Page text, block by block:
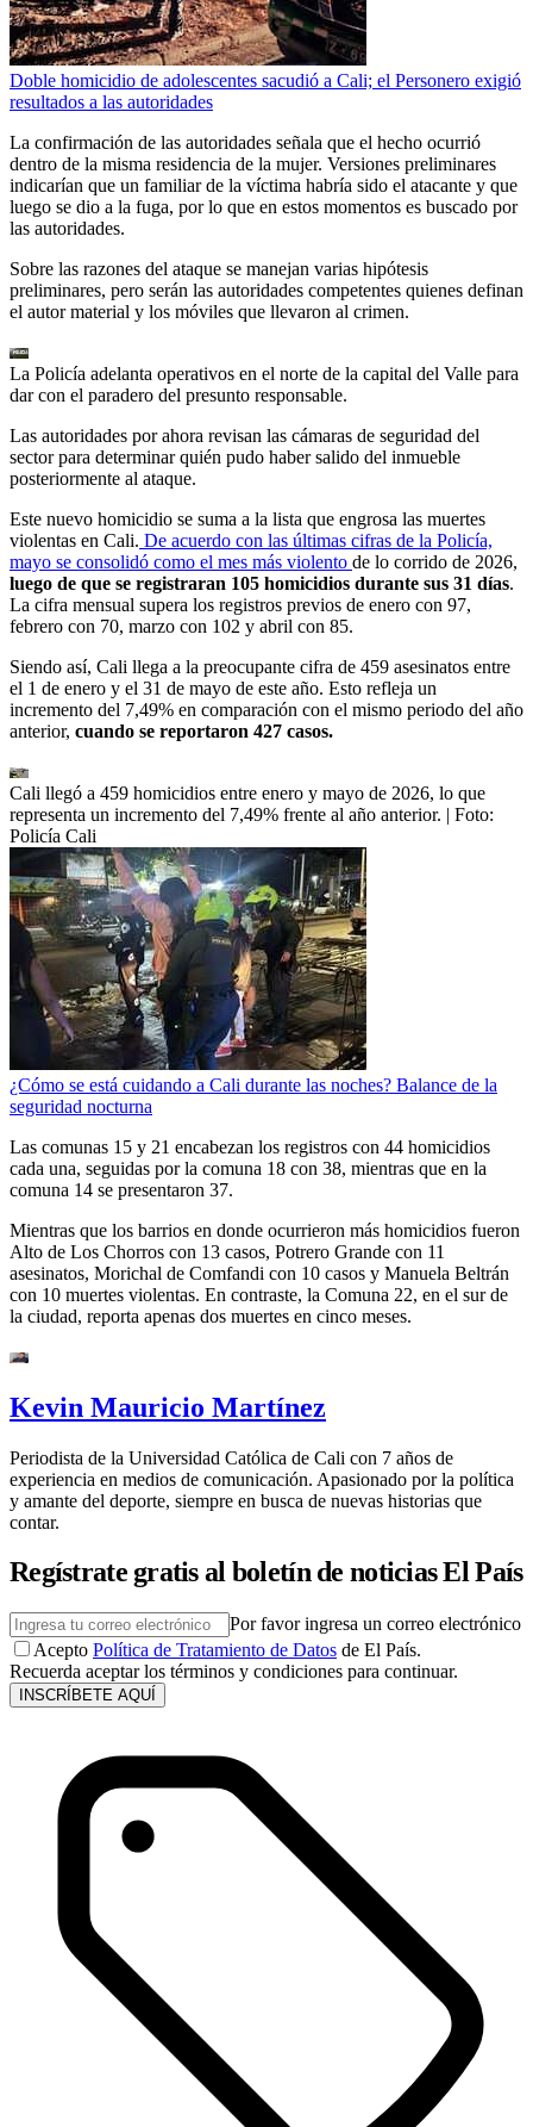
Doble homicidio de adolescentes sacudió a Cali; el Personero exigió
resultados a las autoridades
La confirmación de las autoridades señala que el hecho ocurrió
dentro de la misma residencia de la mujer. Versiones preliminares
indicarían que un familiar de la víctima habría sido el atacante y que
luego se dio a la fuga, por lo que en estos momentos es buscado por
las autoridades.
Sobre las razones del ataque se manejan varias hipótesis
preliminares, pero serán las autoridades competentes quienes definan
el autor material y los móviles que llevaron al crimen.
La Policía adelanta operativos en el norte de la capital del Valle para
dar con el paradero del presunto responsable.
Las autoridades por ahora revisan las cámaras de seguridad del
sector para determinar quién pudo haber salido del inmueble
posteriormente al ataque.
Este nuevo homicidio se suma a la lista que engrosa las muertes
violentas en Cali. De acuerdo con las últimas cifras de la Policía,
mayo se consolidó como el mes más violento de lo corrido de 2026,
luego de que se registraran 105 homicidios durante sus 31 días.
La cifra mensual supera los registros previos de enero con 97,
febrero con 70, marzo con 102 y abril con 85.
Siendo así, Cali llega a la preocupante cifra de 459 asesinatos entre
el 1 de enero y el 31 de mayo de este año. Esto refleja un
incremento del 7,49% en comparación con el mismo periodo del año
anterior, cuando se reportaron 427 casos.
Cali llegó a 459 homicidios entre enero y mayo de 2026, lo que
representa un incremento del 7,49% frente al año anterior. | Foto:
Policía Cali
¿Cómo se está cuidando a Cali durante las noches? Balance de la
seguridad nocturna
Las comunas 15 y 21 encabezan los registros con 44 homicidios
cada una, seguidas por la comuna 18 con 38, mientras que en la
comuna 14 se presentaron 37.
Mientras que los barrios en donde ocurrieron más homicidios fueron
Alto de Los Chorros con 13 casos, Potrero Grande con 11
asesinatos, Morichal de Comfandi con 10 casos y Manuela Beltrán
con 10 muertes violentas. En contraste, la Comuna 22, en el sur de
la ciudad, reporta apenas dos muertes en cinco meses.
Kevin Mauricio Martínez
Periodista de la Universidad Católica de Cali con 7 años de
experiencia en medios de comunicación. Apasionado por la política
y amante del deporte, siempre en busca de nuevas historias que
contar.
Regístrate gratis al boletín de noticias El País
Por favor ingresa un correo electrónico
Acepto Política de Tratamiento de Datos de El País.
Recuerda aceptar los términos y condiciones para continuar.
INSCRÍBETE AQUÍ